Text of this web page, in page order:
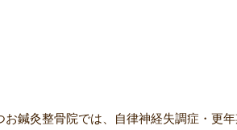
お鍼灸整骨院では、自律神経失調症・更